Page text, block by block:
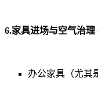
6.家具进场与空气治理
办公家具（尤其